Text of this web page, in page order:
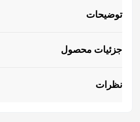
توضیحات
جزئیات محصول
نظرات